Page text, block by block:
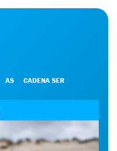
AS CADENA SER